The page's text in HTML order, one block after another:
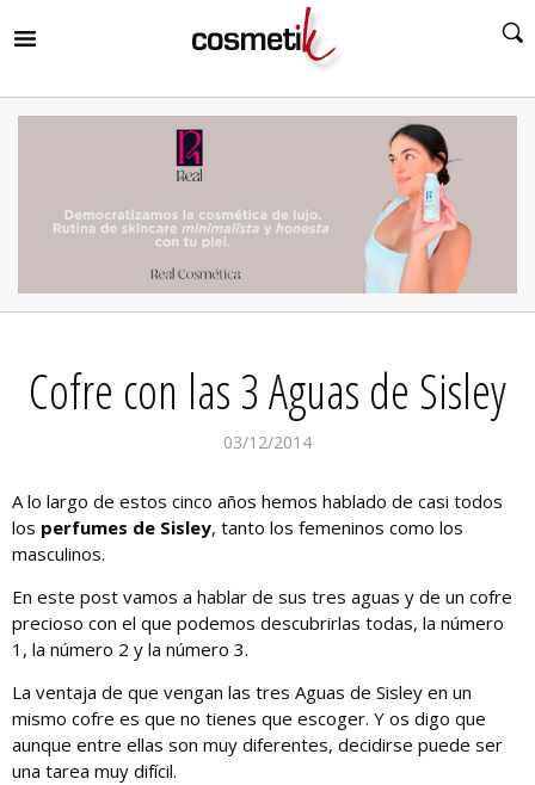
Cofre con las 3 Aguas de Sisley
03/12/2014
A lo largo de estos cinco años hemos hablado de casi todos
los perfumes de Sisley, tanto los femeninos como los
masculinos.
En este post vamos a hablar de sus tres aguas y de un cofre
precioso con el que podemos descubrirlas todas, la número
1, la número 2 y la número 3.
La ventaja de que vengan las tres Aguas de Sisley en un
mismo cofre es que no tienes que escoger. Y os digo que
aunque entre ellas son muy diferentes, decidirse puede ser
una tarea muy difícil.